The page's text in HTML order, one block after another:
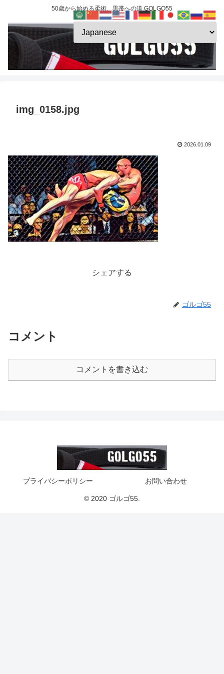
50歳から始める柔術、黒帯への道 GOLGO55
img_0158.jpg
2026.01.09
シェアする
ゴルゴ55
コメント
コメントを書き込む
プライバシーポリシー お問い合わせ
© 2020 ゴルゴ55.